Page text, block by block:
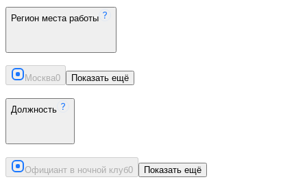
Регион места работы
Москва0 Показать ещё
Должность
Официант в ночной клуб0 Показать ещё